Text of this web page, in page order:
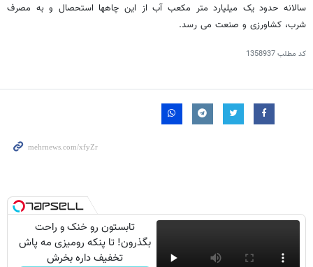
سالانه حدود یک میلیارد متر مکعب آب از این چاهها استحصال و به مصرف
شرب، کشاورزی و صنعت می رسد.
کد مطلب1358937
تابستون رو خنک و راحت
بگذرون! تا پنکه رومیزی مه پاش
تخفیف داره بخرش